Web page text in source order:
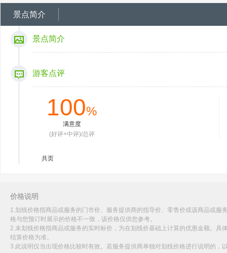
景点简介
景点简介
游客点评
100%
满意度
(好评+中评)/总评
共页
价格说明
1.划线价格指商品或服务的门市价、服务提供商的指导价、零售价或该商品或
格与您预订时展示的价格不一致，该价格仅供您参考。
2.未划线价格指商品或服务的实时标价，为在划线价基础上计算的优惠金额。
结算价格为准。
3.此说明仅当出现价格比较时有效。若服务提供商单独对划线价格进行说明的